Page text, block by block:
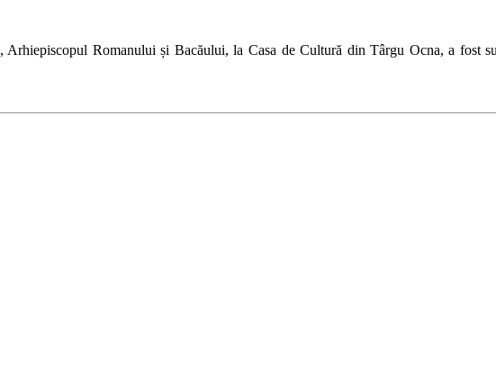
Romanului și Bacăului, la Casa de Cultură din Târgu Ocna, a fost